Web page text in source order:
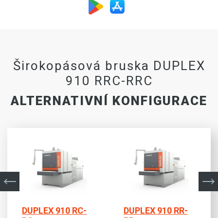
Širokopásová bruska DUPLEX
910 RRC-RRC
ALTERNATIVNÍ KONFIGURACE
DUPLEX 910 RC-
DUPLEX 910 RR-